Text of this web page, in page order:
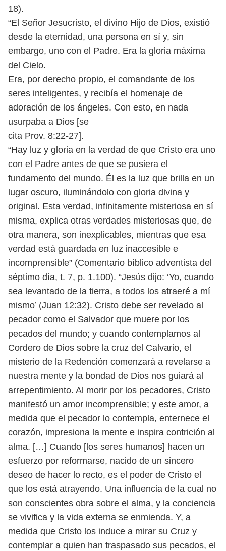
18).
“El Señor Jesucristo, el divino Hijo de Dios, existió
desde la eternidad, una persona en sí y, sin
embargo, uno con el Padre. Era la gloria máxima
del Cielo.
Era, por derecho propio, el comandante de los
seres inteligentes, y recibía el homenaje de
adoración de los ángeles. Con esto, en nada
usurpaba a Dios [se
cita Prov. 8:22-27].
“Hay luz y gloria en la verdad de que Cristo era uno
con el Padre antes de que se pusiera el
fundamento del mundo. Él es la luz que brilla en un
lugar oscuro, iluminándolo con gloria divina y
original. Esta verdad, infinitamente misteriosa en sí
misma, explica otras verdades misteriosas que, de
otra manera, son inexplicables, mientras que esa
verdad está guardada en luz inaccesible e
incomprensible” (Comentario bíblico adventista del
séptimo día, t. 7, p. 1.100). “Jesús dijo: ‘Yo, cuando
sea levantado de la tierra, a todos los atraeré a mí
mismo’ (Juan 12:32). Cristo debe ser revelado al
pecador como el Salvador que muere por los
pecados del mundo; y cuando contemplamos al
Cordero de Dios sobre la cruz del Calvario, el
misterio de la Redención comenzará a revelarse a
nuestra mente y la bondad de Dios nos guiará al
arrepentimiento. Al morir por los pecadores, Cristo
manifestó un amor incomprensible; y este amor, a
medida que el pecador lo contempla, enternece el
corazón, impresiona la mente e inspira contrición al
alma. […] Cuando [los seres humanos] hacen un
esfuerzo por reformarse, nacido de un sincero
deseo de hacer lo recto, es el poder de Cristo el
que los está atrayendo. Una influencia de la cual no
son conscientes obra sobre el alma, y la conciencia
se vivifica y la vida externa se enmienda. Y, a
medida que Cristo los induce a mirar su Cruz y
contemplar a quien han traspasado sus pecados, el